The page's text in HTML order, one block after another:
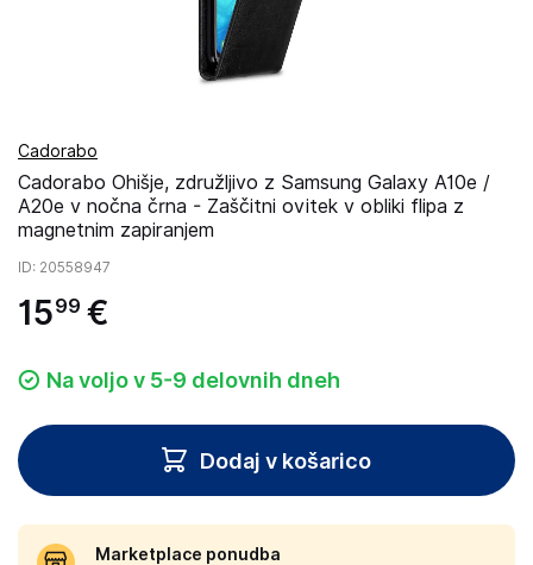
Cadorabo
Cadorabo Ohišje, združljivo z Samsung Galaxy A10e /
A20e v nočna črna - Zaščitni ovitek v obliki flipa z
magnetnim zapiranjem
ID: 20558947
1599 €
Na voljo v 5-9 delovnih dneh
Dodaj v košarico
Marketplace ponudba